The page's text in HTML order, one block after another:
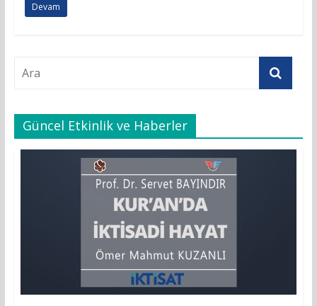
Devam
Güncel Etkinlik ve Haberler